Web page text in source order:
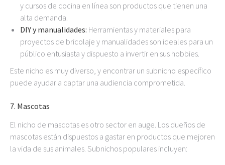
y cursos de cocina en línea son productos que tienen una
alta demanda.
DIY y manualidades: Herramientas y materiales para
proyectos de bricolaje y manualidades son ideales para un
público entusiasta y dispuesto a invertir en sus hobbies.
Este nicho es muy diverso, y encontrar un subnicho específico
puede ayudar a captar una audiencia comprometida.
7. Mascotas
El nicho de mascotas es otro sector en auge. Los dueños de
mascotas están dispuestos a gastar en productos que mejoren
la vida de sus animales. Subnichos populares incluyen: